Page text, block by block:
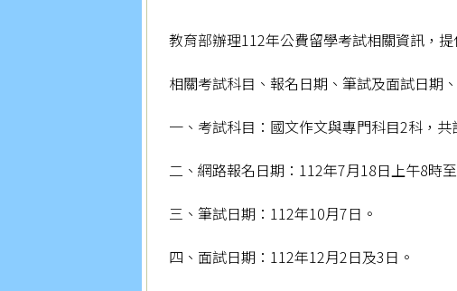
教育部辦理112年公費留學考試相關資訊，
相關考試科目、報名日期、筆試及面試日期
一、考試科目：國文作文與專門科目2科，共
二、網路報名日期：112年7月18日上午8時
三、筆試日期：112年10月7日。
四、面試日期：112年12月2日及3日。